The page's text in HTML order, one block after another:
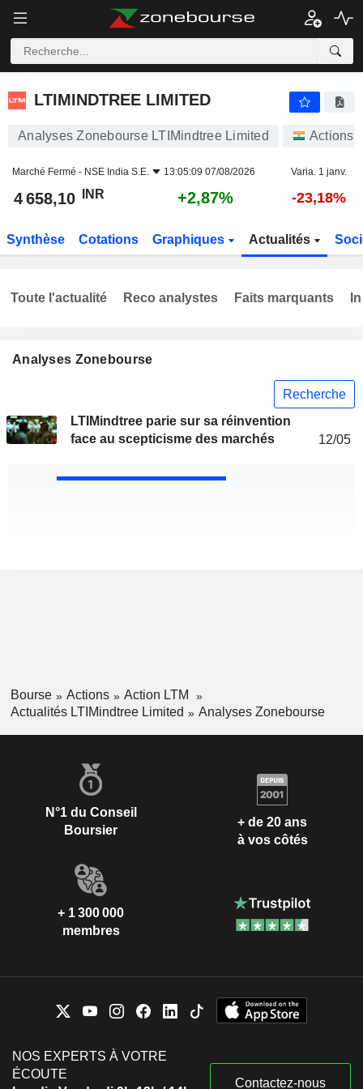
LTIMINDTREE LIMITED
LTIMINDTREE LIMITED
Analyses Zonebourse LTIMindtree Limited Actions
Marché Fermé - NSE India S.E. 13:05:09 07/08/2026 Varia. 1 janv.
4 658,10 INR +2,87% -23,18%
Synthèse Cotations Graphiques Actualités
Analyses Zonebourse
Recherche
LTIMindtree parie sur sa réinvention
face au scepticisme des marchés
12/05
Toute l'actualité Reco analystes Faits marquants
Bourse Actions
Action LTM
Actualités LTIMindtree Limited
Analyses Zonebourse
N°1 du Conseil
Boursier
+ de 20 ans
à vos côtés
+ 1 300 000
membres
NOS EXPERTS À VOTRE
ÉCOUTE
Contactez-nous